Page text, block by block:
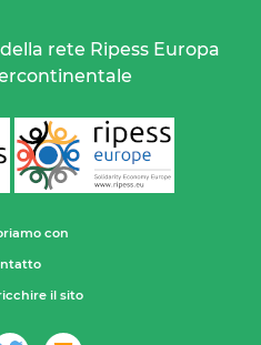
rete Ripess Europa
con
il sito